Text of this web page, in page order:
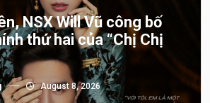
NSX Will Vũ công bố
thứ hai của “Chị Chị
August 8, 2026